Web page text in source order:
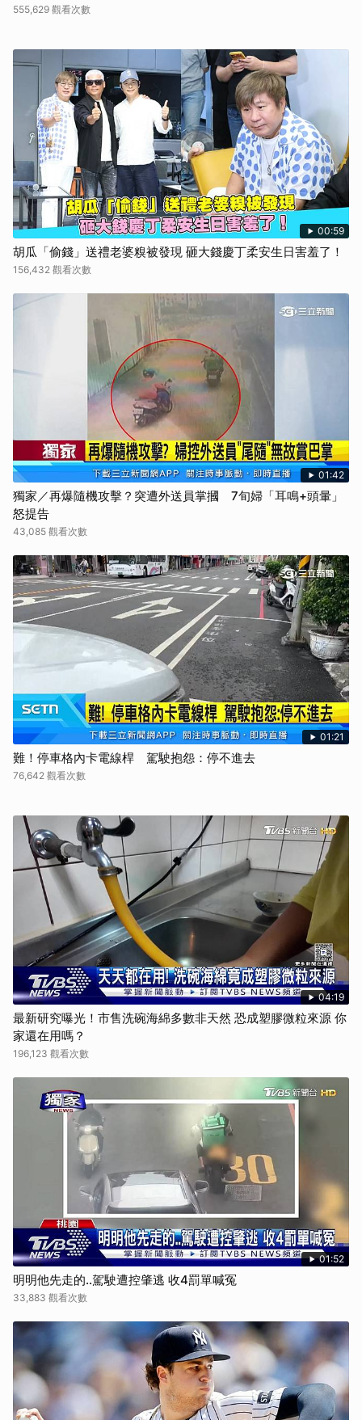
555,629 觀看次數
00:59
胡瓜「偷錢」送禮老婆糗被發現 砸大錢慶丁柔安生日害羞了！
156,432 觀看次數
01:42
獨家／再爆隨機攻擊？突遭外送員掌摑 7旬婦「耳鳴+頭暈」
怒提告
43,085 觀看次數
01:21
難！停車格內卡電線桿 駕駛抱怨：停不進去
76,642 觀看次數
04:19
最新研究曝光！市售洗碗海綿多數非天然 恐成塑膠微粒來源 你
家還在用嗎？
196,123 觀看次數
01:52
明明他先走的..駕駛遭控肇逃 收4罰單喊冤
33,883 觀看次數